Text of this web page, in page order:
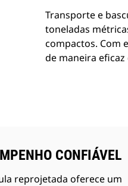
Transporte e
toneladas
compactos. Com
de maneira
CONFIÁVEL
reprojetada oferece um